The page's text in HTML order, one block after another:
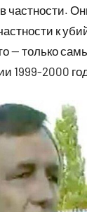
частности.
к
— только
1999-2000